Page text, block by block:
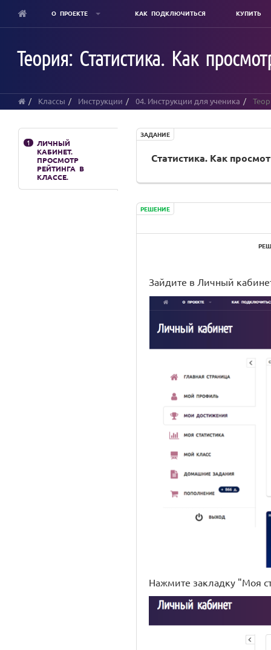
content
О ПРОЕКТЕ КАК ПОДКЛЮЧИТЬСЯ КУПИТЬ
Теория: Статистика. Как
Классы Инструкции 04. Инструкции для ученика
1
ЛИЧНЫЙ
КАБИНЕТ.
ПРОСМОТР
РЕЙТИНГА В
КЛАССЕ.
ЗАДАНИЕ
Статистика. Как
РЕШЕНИЕ
Зайдите в Личный
Нажмите закладку "Моя